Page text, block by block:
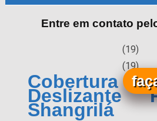
Entre em contato
(19)
(19)
Cobertura
Deslizante
Shangrilá